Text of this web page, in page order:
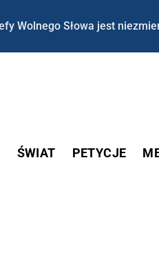
Wolnego Słowa jest
ŚWIAT PETYCJE